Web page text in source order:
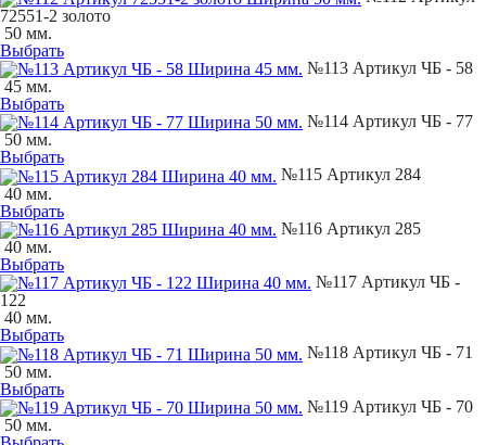
72551-2 золото
50 мм.
Выбрать
№113 Артикул ЧБ - 58
45 мм.
Выбрать
№114 Артикул ЧБ - 77
50 мм.
Выбрать
№115 Артикул 284
40 мм.
Выбрать
№116 Артикул 285
40 мм.
Выбрать
№117 Артикул ЧБ -
122
40 мм.
Выбрать
№118 Артикул ЧБ - 71
50 мм.
Выбрать
№119 Артикул ЧБ - 70
50 мм.